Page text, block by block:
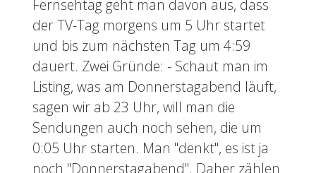
Fernsehtag geht man davon aus, dass
der TV-Tag morgens um 5 Uhr startet
und bis zum nächsten Tag um 4:59
dauert. Zwei Gründe: - Schaut man im
Listing, was am Donnerstagabend läuft,
sagen wir ab 23 Uhr, will man die
Sendungen auch noch sehen, die um
0:05 Uhr starten. Man "denkt", es ist ja
noch "Donnerstagabend". Daher zählen